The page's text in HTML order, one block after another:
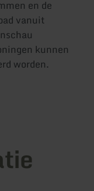
en de
vanuit
kunnen
worden.